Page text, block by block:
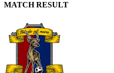
MATCH RESULT